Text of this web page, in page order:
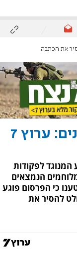
בשל פניות לוחמים וקצינים: ערוץ 7
לפקודות
בערוץ 7 פניות מלוחמים הנמצאים
כי הפרסום פוגע
להסיר את